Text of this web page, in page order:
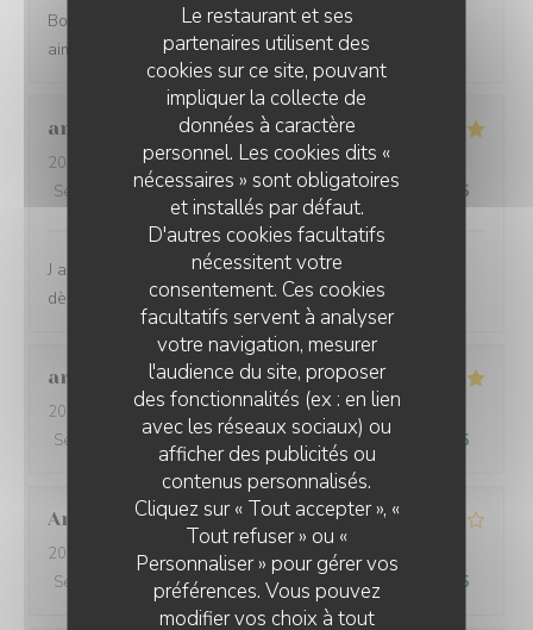
Le restaurant et ses
partenaires utilisent des
cookies sur ce site, pouvant
impliquer la collecte de
données à caractère
personnel. Les cookies dits «
nécessaires » sont obligatoires
et installés par défaut.
D'autres cookies facultatifs
nécessitent votre
consentement. Ces cookies
facultatifs servent à analyser
votre navigation, mesurer
l'audience du site, proposer
des fonctionnalités (ex : en lien
avec les réseaux sociaux) ou
afficher des publicités ou
contenus personnalisés.
Cliquez sur « Tout accepter », «
Tout refuser » ou «
Personnaliser » pour gérer vos
préférences. Vous pouvez
modifier vos choix à tout
Bon plats, simples mais bien exécutés. Serveuse très
aimable et accueillante. Merci !
anne
2025-12-10
- 12:30 - Couverts 4
Service
/5 Ambiance :5 /5 Cuisine:5/5 Qualité / Prix /5
J adore ce petit resto italien tout est bon et frais j y vais
dès que je suis sur ce secteur
arnaud
2025-12-11- 12:30 - Couverts 4
Service
Ambiance : 5/5 Cuisine: 5/5 Qualité / Prix /5
Arthur
2025-09-26
- 20:30 - Couverts 2
Service
Ambiance: 4/5 Cuisine: 4 /5 Qualité / Prix /5
DOPPIO